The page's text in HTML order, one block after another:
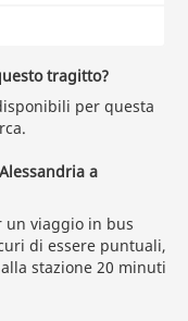
tragitto?
per questa
a
un viaggio in bus
di essere puntuali,
stazione 20 minuti